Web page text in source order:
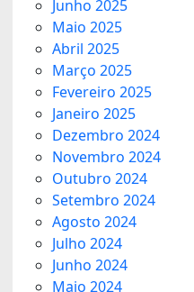
Junho 2025
Maio 2025
Abril 2025
Março 2025
Fevereiro 2025
Janeiro 2025
Dezembro 2024
Novembro 2024
Outubro 2024
Setembro 2024
Agosto 2024
Julho 2024
Junho 2024
Maio 2024